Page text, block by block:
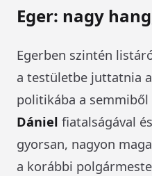
Eger: nagy
Egerben szintén
a testületbe juttatnia
politikába a
Dániel fiatalságával
gyorsan, nagyon
a korábbi